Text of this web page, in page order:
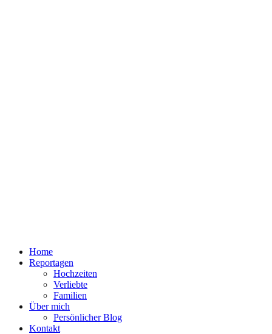
Home
Reportagen
Hochzeiten
Verliebte
Familien
Über mich
Persönlicher Blog
Kontakt